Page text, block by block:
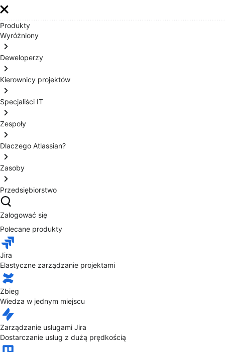
Produkty
Wyróżniony
Deweloperzy
Kierownicy projektów
Specjaliści IT
Zespoły
Dlaczego Atlassian?
Zasoby
Przedsiębiorstwo
Zalogować się
Polecane produkty
Jira
Elastyczne zarządzanie projektami
Zbieg
Wiedza w jednym miejscu
Zarządzanie usługami Jira
Dostarczanie usług z dużą prędkością